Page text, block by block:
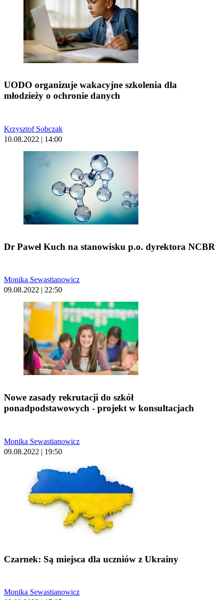
UODO organizuje wakacyjne szkolenia dla
młodzieży o ochronie danych
Krzysztof Sobczak
10.08.2022 | 14:00
Dr Paweł Kuch na stanowisku p.o. dyrektora NCBR
Monika Sewastianowicz
09.08.2022 | 22:50
Nowe zasady rekrutacji do szkół
ponadpodstawowych - projekt w konsultacjach
Monika Sewastianowicz
09.08.2022 | 19:50
Czarnek: Są miejsca dla uczniów z Ukrainy
Monika Sewastianowicz